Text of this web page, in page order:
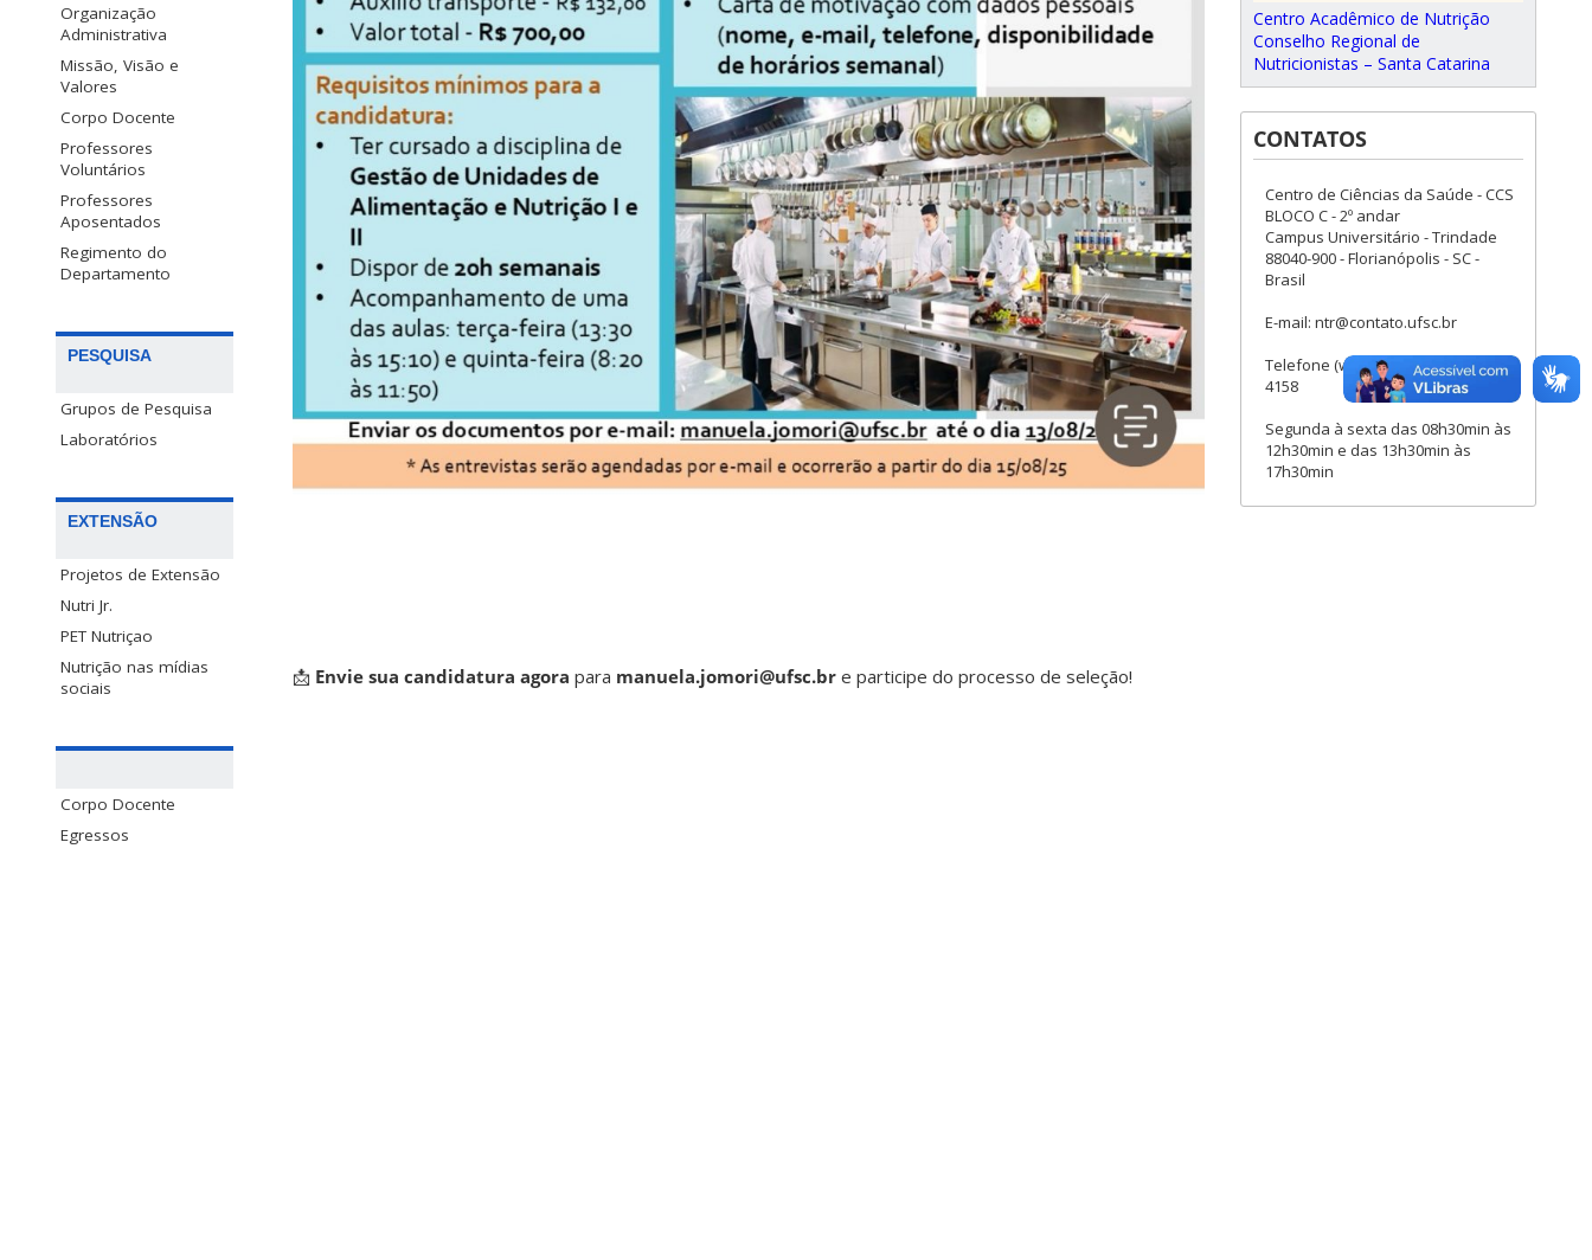
Organização
Administrativa
Missão, Visão e
Valores
Corpo Docente
Professores
Voluntários
Professores
Aposentados
Regimento do
Departamento
PESQUISA
Grupos de Pesquisa
Laboratórios
EXTENSÃO
Projetos de Extensão
Nutri Jr.
PET Nutriçao
Nutrição nas mídias
sociais
Corpo Docente
Egressos
📩 Envie sua candidatura agora para manuela.jomori@ufsc.br e participe do processo de seleção!
Centro Acadêmico de Nutrição
Conselho Regional de
Nutricionistas – Santa Catarina
CONTATOS
Centro de Ciências da Saúde - CCS
BLOCO C - 2º andar
Campus Universitário - Trindade
88040-900 - Florianópolis - SC -
Brasil
E-mail: ntr@contato.ufsc.br
Telefone (whatsapp): (48) 3721-
4158
Segunda à sexta das 08h30min às
12h30min e das 13h30min às
17h30min